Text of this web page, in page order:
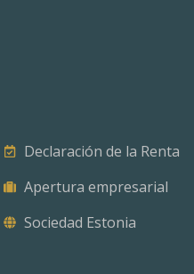
Declaración de la Renta
Apertura empresarial
Sociedad Estonia